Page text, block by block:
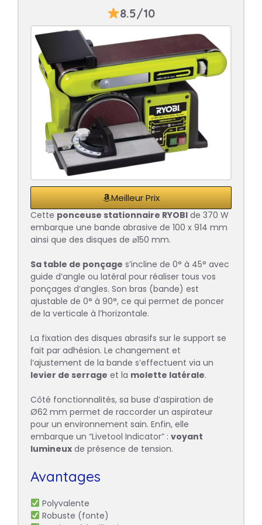
8.5/10
Meilleur Prix
Cette ponceuse stationnaire RYOBI de 370 W
embarque une bande abrasive de 100 x 914 mm
ainsi que des disques de ⌀150 mm.
Sa table de ponçage s’incline de 0° à 45° avec
guide d’angle ou latéral pour réaliser tous vos
ponçages d’angles. Son bras (bande) est
ajustable de 0° à 90°, ce qui permet de poncer
de la verticale à l’horizontale.
La fixation des disques abrasifs sur le support se
fait par adhésion. Le changement et
l’ajustement de la bande s’effectuent via un
levier de serrage et la molette latérale.
Côté fonctionnalités, sa buse d’aspiration de
Ø62 mm permet de raccorder un aspirateur
pour un environnement sain. Enfin, elle
embarque un “Livetool Indicator” : voyant
lumineux de présence de tension.
Avantages
Polyvalente
Robuste (fonte)